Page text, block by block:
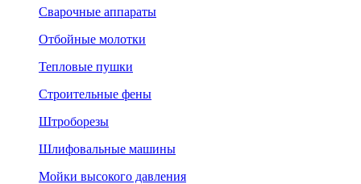
Сварочные аппараты
Отбойные молотки
Тепловые пушки
Строительные фены
Штроборезы
Шлифовальные машины
Мойки высокого давления